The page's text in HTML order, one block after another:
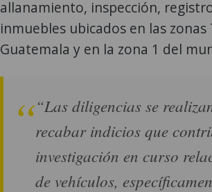
allanamiento, inspección,
inmuebles ubicados en las zonas
Guatemala y en la zona 1 del
“Las diligencias se
recabar indicios que
investigación en curso
de vehículos,